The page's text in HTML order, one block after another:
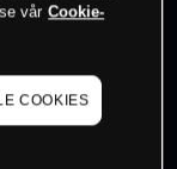
vår Cookie-
COOKIES